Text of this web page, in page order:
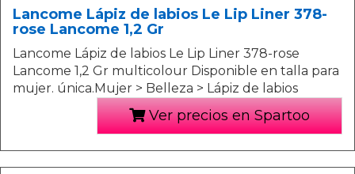
Lancome Lápiz de labios Le Lip Liner 378-
rose Lancome 1,2 Gr
Lancome Lápiz de labios Le Lip Liner 378-rose
Lancome 1,2 Gr multicolour Disponible en talla para
mujer. única.Mujer > Belleza > Lápiz de labios
Ver precios en Spartoo